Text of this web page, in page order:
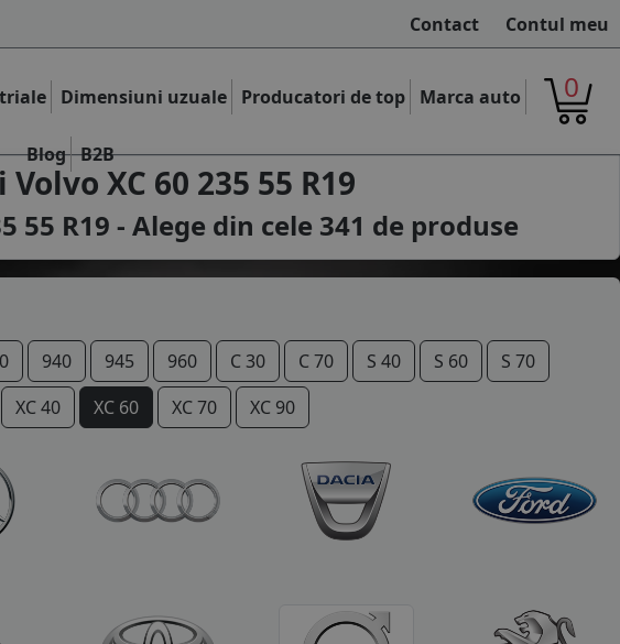
Contact Contul meu
Dimensiuni uzuale Producatori de top Marca auto
Blog B2B
0
XC 60 235 55 R19
55 R19 - Alege din cele 341 de produse
940 945 960 C 30 C 70 S 40 S 60
S 70
XC 40 XC 60 XC 70 XC 90